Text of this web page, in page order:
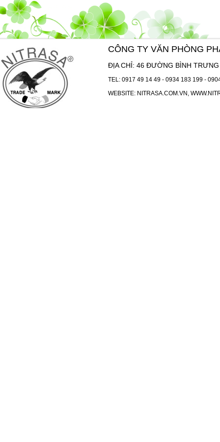
CÔNG TY VĂN PHÒNG
ĐỊA CHỈ: 46 ĐƯỜNG BÌNH TRƯNG
TEL: 0917 49 14 49 - 0934 183 199 -
WEBSITE: NITRASA.COM.VN ,